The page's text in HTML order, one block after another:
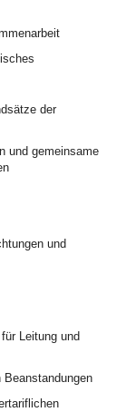
der
und gemeinsame
und
Leitung und
Beanstandungen